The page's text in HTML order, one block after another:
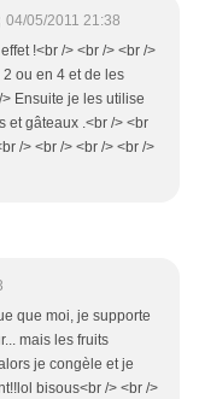
04/05/2011 21:38
!<br /> <br /> <br />
ou en 4 et de les
Ensuite je les utilise
et gâteaux .<br /> <br
/> <br /> <br /> <br />
que moi, je supporte
mais les fruits
je congèle et je
bisous<br /> <br />